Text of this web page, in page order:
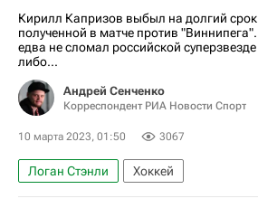
Коннор Макдэвид
Андрей
Кирилл Капризов
Евгений Малкин
Артемий Панарин
Никита Кучеров
Илья Сорокин
Павел Буре
Михаил Сергачев
Кирилл Капризов выбыл на долгий
полученной в матче против
едва не сломал российской
либо...
Андрей Сенченко
Корреспондент РИА Новости Спорт
10 марта 2023, 01:50 3067
Логан Стэнли
Хоккей
Национальная хоккейная лига (НХЛ)